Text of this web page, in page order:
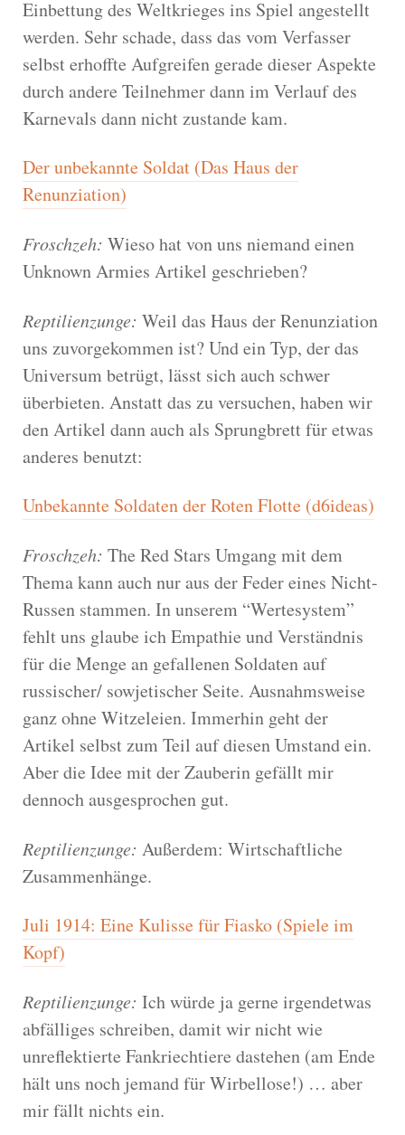
Einbettung des Weltkrieges ins Spiel angestellt
werden. Sehr schade, dass das vom Verfasser
selbst erhoffte Aufgreifen gerade dieser Aspekte
durch andere Teilnehmer dann im Verlauf des
Karnevals dann nicht zustande kam.
Der unbekannte Soldat (Das Haus der
Renunziation)
Froschzeh: Wieso hat von uns niemand einen
Unknown Armies Artikel geschrieben?
Reptilienzunge: Weil das Haus der Renunziation
uns zuvorgekommen ist? Und ein Typ, der das
Universum betrügt, lässt sich auch schwer
überbieten. Anstatt das zu versuchen, haben wir
den Artikel dann auch als Sprungbrett für etwas
anderes benutzt:
Unbekannte Soldaten der Roten Flotte (d6ideas)
Froschzeh: The Red Stars Umgang mit dem
Thema kann auch nur aus der Feder eines Nicht-
Russen stammen. In unserem “Wertesystem”
fehlt uns glaube ich Empathie und Verständnis
für die Menge an gefallenen Soldaten auf
russischer/ sowjetischer Seite. Ausnahmsweise
ganz ohne Witzeleien. Immerhin geht der
Artikel selbst zum Teil auf diesen Umstand ein.
Aber die Idee mit der Zauberin gefällt mir
dennoch ausgesprochen gut.
Reptilienzunge: Außerdem: Wirtschaftliche
Zusammenhänge.
Juli 1914: Eine Kulisse für Fiasko (Spiele im
Kopf)
Reptilienzunge: Ich würde ja gerne irgendetwas
abfälliges schreiben, damit wir nicht wie
unreflektierte Fankriechtiere dastehen (am Ende
hält uns noch jemand für Wirbellose!) … aber
mir fällt nichts ein.